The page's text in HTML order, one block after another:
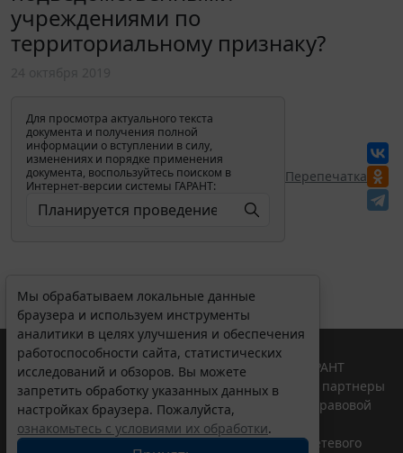
учреждениями по
территориальному признаку?
Для просмотра актуального текста
документа и получения полной
информации о вступлении в силу,
изменениях и порядке применения
документа, воспользуйтесь поиском в
Интернет-версии системы ГАРАНТ:
Перепечатка
Мы обрабатываем локальные данные
браузера и используем инструменты
аналитики в целях улучшения и обеспечения
работоспособности сайта, статистических
исследований и обзоров. Вы можете
запретить обработку указанных данных в
настройках браузера. Пожалуйста,
ознакомьтесь с условиями их обработки.
© ООО "НПП "ГАРАНТ-СЕРВИС", 2026. Система ГАРАНТ
выпускается с 1990 года. Компания "Гарант" и ее партнеры
являются участниками Российской ассоциации правовой
информации ГАРАНТ.
Портал ГАРАНТ.РУ зарегистрирован в качестве сетевого